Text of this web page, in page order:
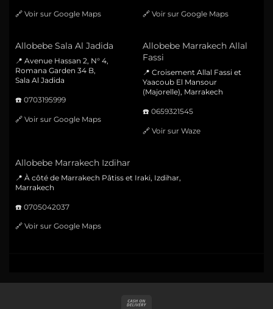
🔗 Voir sur Google Maps 🔗 Voir sur Google Maps
Allobebe Sala Al Jadida
📍 Avenue Hassan 2, N° 4,
Romana Garden 34 B,
Sala Al Jadida
☎️ 0703195999
🔗 Voir sur Google Maps
Allobebe Marrakech Allal
Fassi
📍 Croisement Allal Fassi et
Yaacoub El Mansour
(Majorelle), Marrakech
☎️ 0659321545
🔗 Voir sur Waze
Allobebe Marrakech Izdihar
📍 À côté de Marrakech Pâtiss et Iraki, Izdihar,
Marrakech
☎️ 0705042037
🔗 Voir sur Google Maps